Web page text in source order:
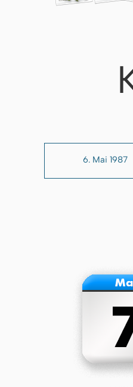
6. Mai 1987